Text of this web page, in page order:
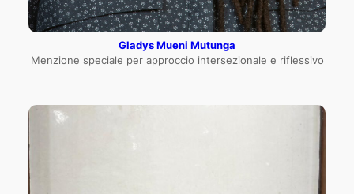
Gladys Mueni Mutunga
Menzione speciale per approccio intersezionale e riflessivo